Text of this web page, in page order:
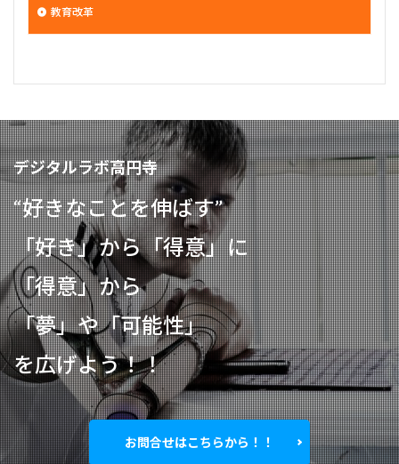
教育改革
デジタルラボ高円寺
“好きなことを伸ばす”
「好き」から「得意」に
「得意」から
「夢」や「可能性」
を広げよう！！
お問合せはこちらから！！